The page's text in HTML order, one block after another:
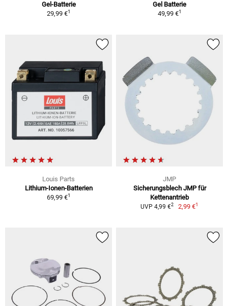
Gel-Batterie
29,99 €1
Gel Batterie
49,99 €1
Louis Parts
Lithium-Ionen-Batterien
69,99 €1
JMP
Sicherungsblech JMP für
Kettenantrieb
UVP 4,99 €2 2,99 €1